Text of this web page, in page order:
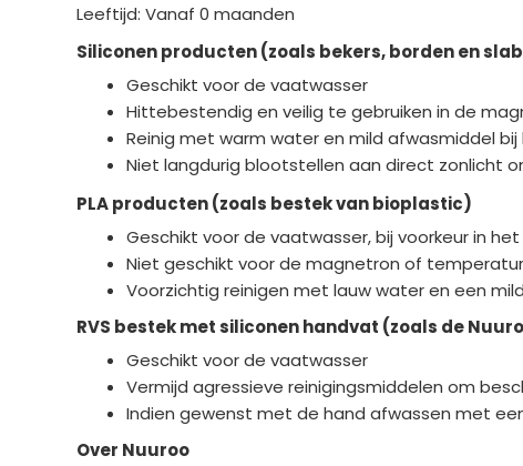
Leeftijd: Vanaf 0 maanden
Siliconen producten (zoals bekers, borden en
Geschikt voor de vaatwasser
Hittebestendig en veilig te gebruiken in de
Reinig met warm water en mild afwasmiddel bij
Niet langdurig blootstellen aan direct zonlicht
PLA producten (zoals bestek van bioplastic)
Geschikt voor de vaatwasser, bij voorkeur in
Niet geschikt voor de magnetron of
Voorzichtig reinigen met lauw water en een
RVS bestek met siliconen handvat (zoals de
Geschikt voor de vaatwasser
Vermijd agressieve reinigingsmiddelen om
Indien gewenst met de hand afwassen met
Over Nuuroo